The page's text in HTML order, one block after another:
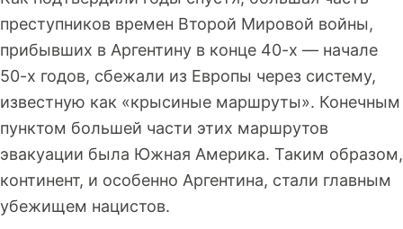
преступников времен Второй Мировой войны,
прибывших в Аргентину в конце 40-х — начале
50-х годов, сбежали из Европы через систему,
известную как «крысиные маршруты». Конечным
пунктом большей части этих маршрутов
эвакуации была Южная Америка. Таким образом,
континент, и особенно Аргентина, стали главным
убежищем нацистов.